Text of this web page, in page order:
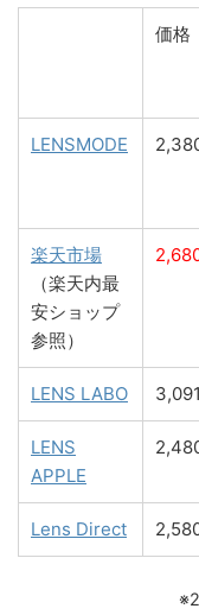
価格
LENSMODE
楽天市場
（楽天内最
安ショップ
参照）
LENS LABO
LENS
APPLE
Lens Direct